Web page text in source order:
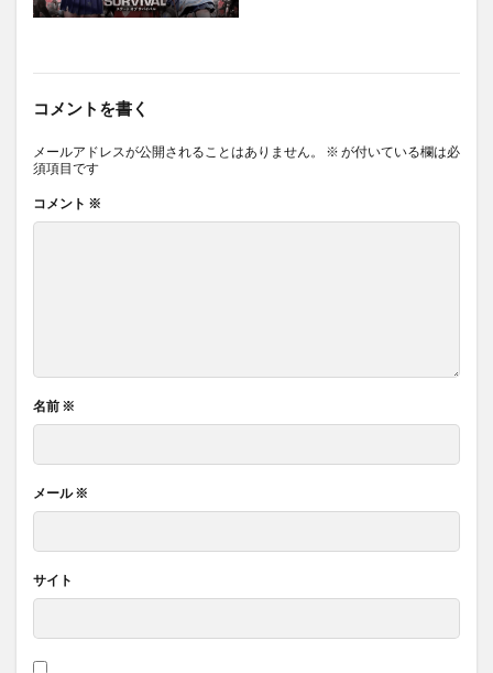
コメントを書く
メールアドレスが公開されることはありません。 ※ が付いている欄は必
須項目です
コメント ※
名前 ※
メール※
サイト